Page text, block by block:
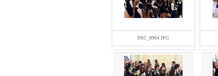
DSC_8964.JPG